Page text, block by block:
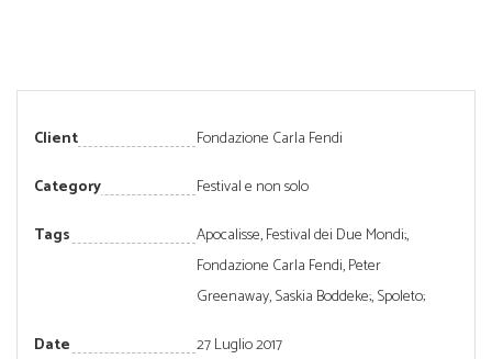
Client
Fondazione Carla Fendi
Category
Festival e non solo
Tags
Apocalisse,Festival dei Due Mondi;,
Fondazione Carla Fendi,Peter
Greenaway,Saskia Boddeke;,Spoleto;
Date
27 Luglio 2017